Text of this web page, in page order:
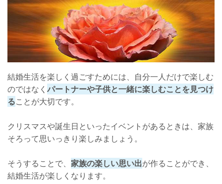
結婚生活を楽しく過ごすためには、自分一人だけで楽しむ
のではなく パートナーや子供と一緒に楽しむことを見つけ
ることが大切です。
クリスマスや誕生日といったイベントがあるときは、家族
そろって思いっきり楽しみましょう。
そうすることで、 家族の楽しい思い出が作ることができ、
結婚生活が楽しくなります。